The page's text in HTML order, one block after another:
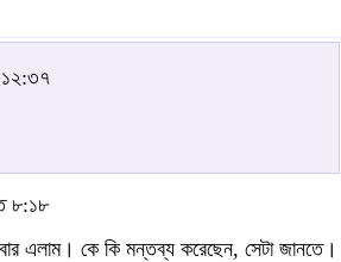
৮:১৮
এলাম। কে কি মন্তব্য করেছেন, সেটা জানতে।